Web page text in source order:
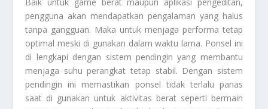
pengguna akan mendapatkan pengalaman yang halus
tanpa gangguan. Maka untuk menjaga performa tetap
optimal meski di gunakan dalam waktu lama. Ponsel ini
di lengkapi dengan sistem pendingin yang membantu
menjaga suhu perangkat tetap stabil. Dengan sistem
pendingin ini memastikan ponsel tidak terlalu panas
saat di gunakan untuk aktivitas berat seperti bermain